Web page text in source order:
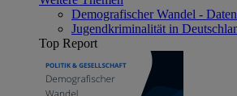
Demografischer Wandel -
Jugendkriminalität in
Top Report